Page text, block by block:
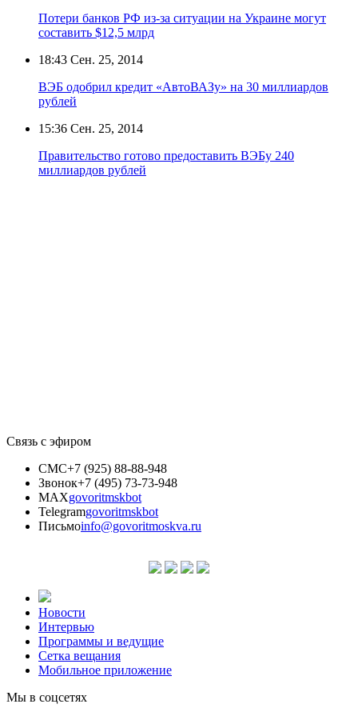
Потери банков РФ из-за ситуации на Украине могут
составить $12,5 млрд
18:43 Сен. 25, 2014
ВЭБ одобрил кредит «АвтоВАЗу» на 30 миллиардов
рублей
15:36 Сен. 25, 2014
Правительство готово предоставить ВЭБу 240
миллиардов рублей
Связь с эфиром
СМС+7 (925) 88-88-948
Звонок+7 (495) 73-73-948
MAXgovoritmskbot
Telegramgovoritmskbot
Письмоinfo@govoritmoskva.ru
Новости
Интервью
Программы и ведущие
Сетка вещания
Мобильное приложение
Мы в соцсетях